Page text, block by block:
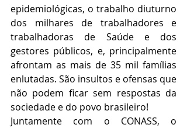
epidemiológicas, o trabalho diuturno
dos milhares de trabalhadores e
trabalhadoras de Saúde e dos
gestores públicos, e, principalmente
afrontam as mais de 35 mil famílias
enlutadas. São insultos e ofensas que
não podem ficar sem respostas da
sociedade e do povo brasileiro!
Juntamente com o CONASS, o